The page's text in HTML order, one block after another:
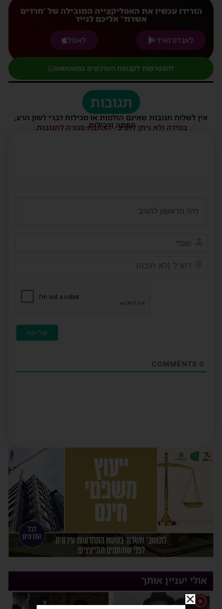
הורידו עכשיו את האפליקצייה המובילה של 'חרדים
אשדוד' אליכם לנייד
לאנדורואיד
לאפל
להצטרפות לקבוצת העדכונים בוואטסאפ
תגובות
אין לשלוח תגובות שאינם הולמות או מכילות דברי לשון הרע,
הסתה ורכילות.
במידה ולא ניתן להגיב - הכתבה סגורה לתגובות.
0
אולי יעניין אותך
1